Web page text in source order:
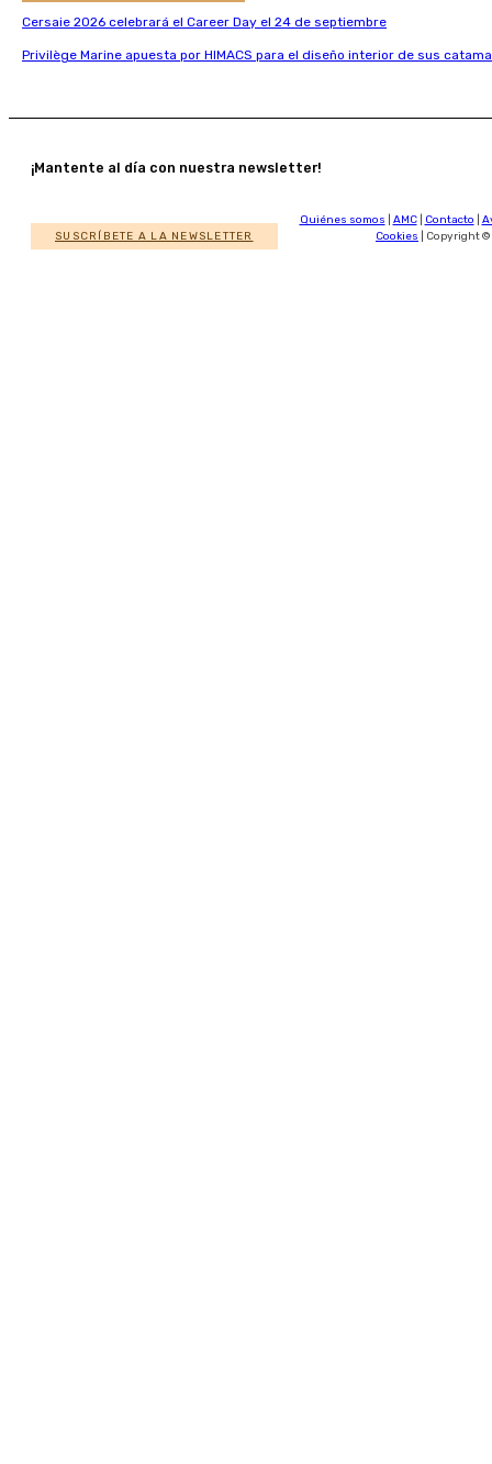
Cersaie 2026 celebrará el Career Day el 24 de septiembre
Privilège Marine apuesta por HIMACS para el diseño interior de sus
¡Mantente al día con nuestra newsletter!
SUSCRÍBETE A LA NEWSLETTER
Quiénes somos AMC| Contacto
Cookies | Copyright